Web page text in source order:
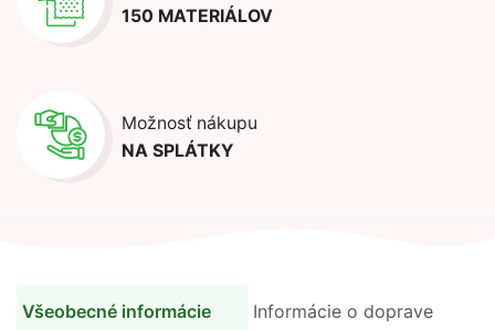
150 MATERIÁLOV
Možnosť nákupu
NA SPLÁTKY
Všeobecné informácie Informácie o doprave